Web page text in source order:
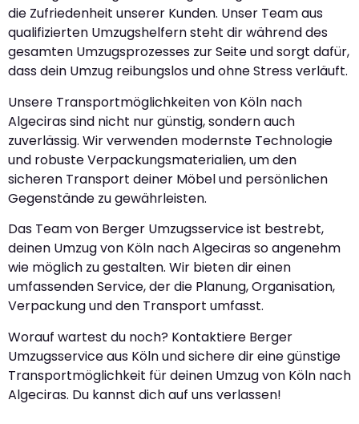
die Zufriedenheit unserer Kunden. Unser Team aus
qualifizierten Umzugshelfern steht dir während des
gesamten Umzugsprozesses zur Seite und sorgt dafür,
dass dein Umzug reibungslos und ohne Stress verläuft.
Unsere Transportmöglichkeiten von Köln nach
Algeciras sind nicht nur günstig, sondern auch
zuverlässig. Wir verwenden modernste Technologie
und robuste Verpackungsmaterialien, um den
sicheren Transport deiner Möbel und persönlichen
Gegenstände zu gewährleisten.
Das Team von Berger Umzugsservice ist bestrebt,
deinen Umzug von Köln nach Algeciras so angenehm
wie möglich zu gestalten. Wir bieten dir einen
umfassenden Service, der die Planung, Organisation,
Verpackung und den Transport umfasst.
Worauf wartest du noch? Kontaktiere Berger
Umzugsservice aus Köln und sichere dir eine günstige
Transportmöglichkeit für deinen Umzug von Köln nach
Algeciras. Du kannst dich auf uns verlassen!